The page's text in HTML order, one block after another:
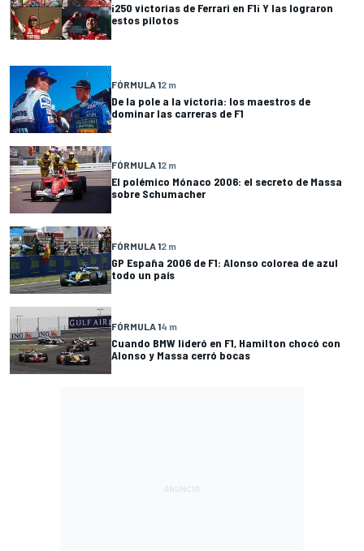
¡250 victorias de Ferrari en F1¡ Y las lograron
estos pilotos
FÓRMULA 12 m
De la pole a la victoria: los maestros de
dominar las carreras de F1
FÓRMULA 12 m
El polémico Mónaco 2006: el secreto de Massa
sobre Schumacher
FÓRMULA 12 m
GP España 2006 de F1: Alonso colorea de azul
todo un país
FÓRMULA 14 m
Cuando BMW lideró en F1, Hamilton chocó con
Alonso y Massa cerró bocas